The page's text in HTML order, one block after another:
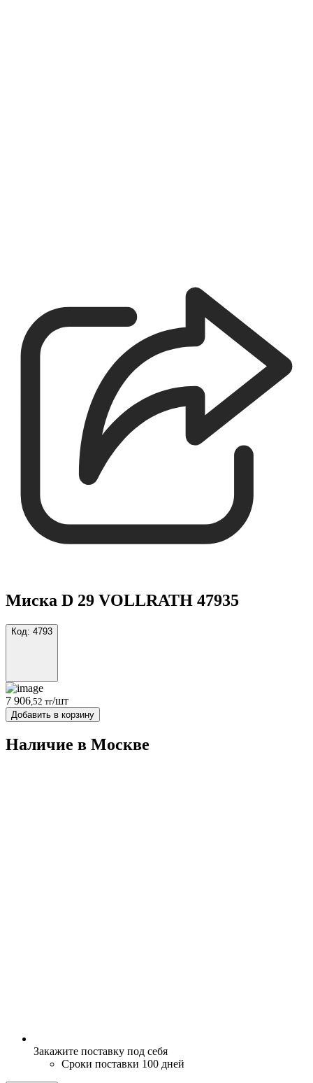
Миска D 29 VOLLRATH 47935
Код: 4793
7 906 ,52 тг/шт
Добавить в корзину
Наличие в Москвe
Закажите поставку под себя
Сроки поставки 100 дней